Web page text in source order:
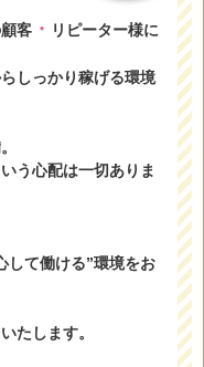
客・ リピーター様に
しっかり稼げる環境
う心配は一切ありま
して働ける”環境をお
たします。